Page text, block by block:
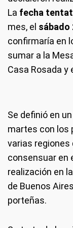
La fecha
mes, el sábado
confirmaría en
sumar a la
Casa Rosada y
Se definió en
martes con los
varias regiones
consensuar en
realización en
de Buenos
porteñas.